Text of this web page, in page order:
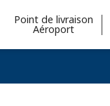
Point de livraison
Aéroport